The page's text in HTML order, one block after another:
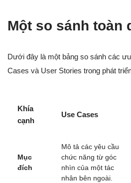
Một so sánh toàn
Dưới đây là một bảng so sánh các
Cases và User Stories trong phát
Khía
cạnh
Use Cases
Mục
đích
Mô tả các yêu cầu
chức năng từ góc
nhìn của một tác
nhân bên ngoài.